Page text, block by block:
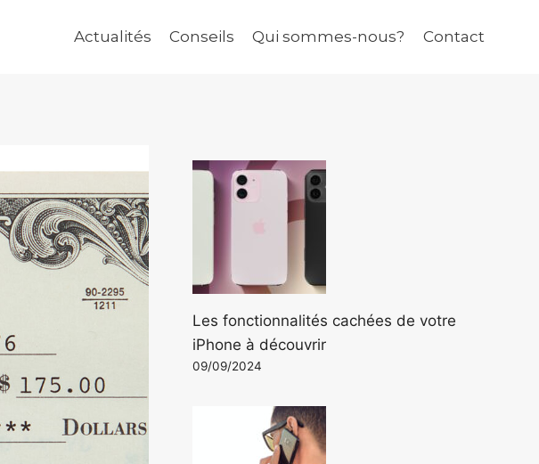
Actualités Conseils Qui sommes-nous? Contact
Les fonctionnalités cachées de votre
iPhone à découvrir
09/09/2024